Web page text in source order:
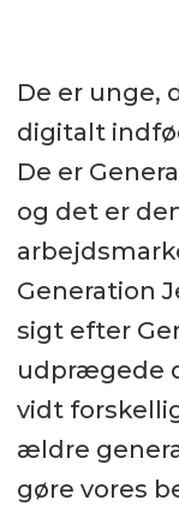
De er unge,
digitalt
De er
og det er
Generation
sigt efter
udprægede
vidt
ældre
gøre vores